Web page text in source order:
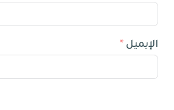
الإيميل